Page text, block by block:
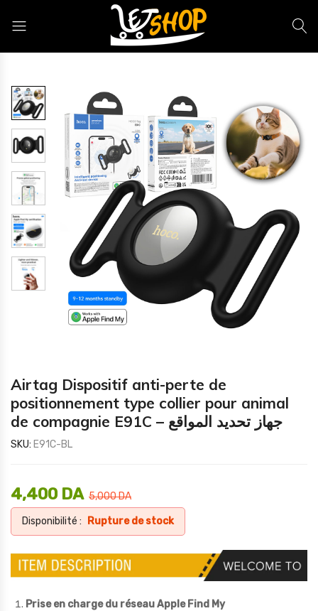
Airtag Dispositif anti-perte de
positionnement type collier pour animal
de compagnie E91C – جهاز تحديد المواقع
SKU: E91C-BL
5,000DA
4,400 DA
Disponibilité : Rupture de stock
Prise en charge du réseau Apple Find My